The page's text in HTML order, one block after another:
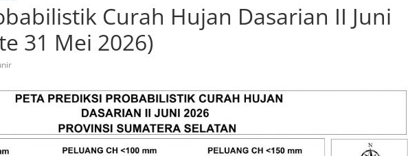
Curah Hujan Dasarian II Juni
31 Mei 2026)